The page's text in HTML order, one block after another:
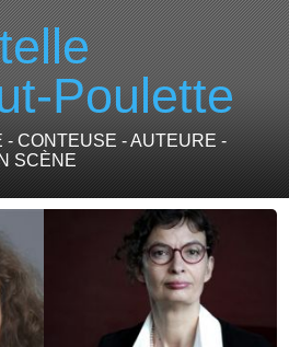
Poulette
- CONTEUSE - AUTEURE -
SCÈNE